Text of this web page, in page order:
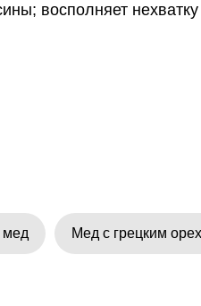
восполняет
мед Мед с грецким